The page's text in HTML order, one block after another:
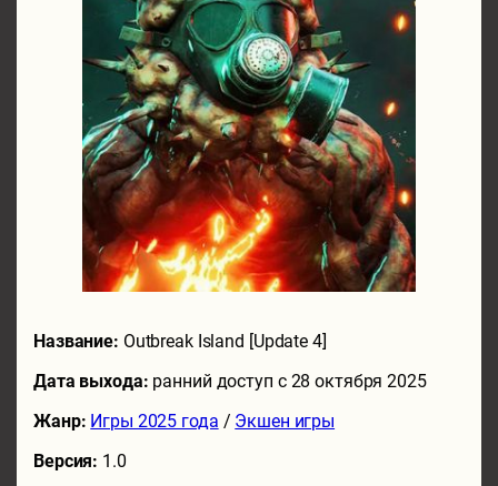
Название: Outbreak Island [Update 4]
Дата выхода: ранний доступ с 28 октября 2025
Жанр: Игры 2025 года / Экшен игры
Версия: 1.0